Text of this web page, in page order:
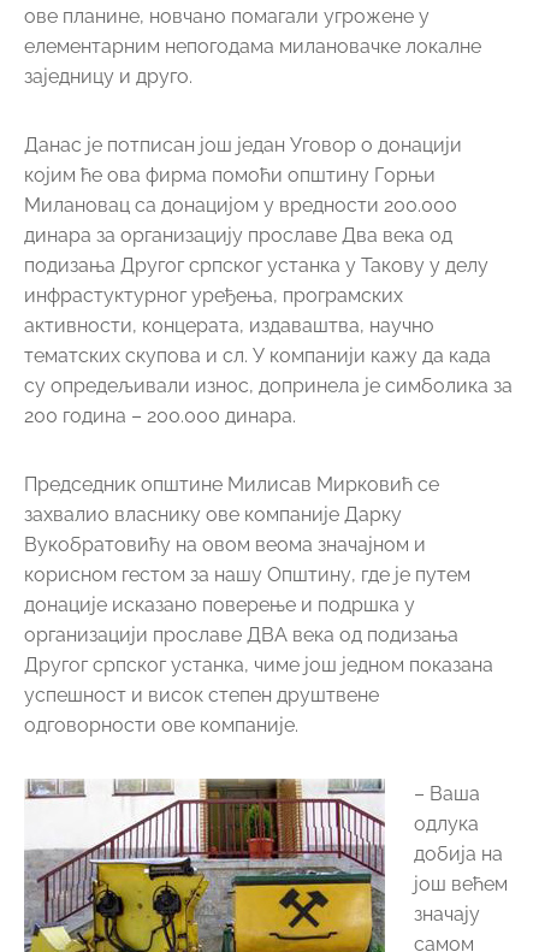
ове планине, новчано помагали угрожене у
елементарним непогодама милановачке локалне
заједницу и друго.
Данас је потписан још један Уговор о донацији
којим ће ова фирма помоћи општину Горњи
Милановац са донацијом у вредности 200.000
динара за организацију прославе Два века од
подизања Другог српског устанка у Такову у делу
инфрастуктурног уређења, програмских
активности, концерата, издаваштва, научно
тематских скупова и сл. У компанији кажу да када
су опредељивали износ, допринела је симболика за
200 година – 200.000 динара.
Председник општине Милисав Мирковић се
захвалио власнику ове компаније Дарку
Вукобратовићу на овом веома значајном и
корисном гестом за нашу Општину, где је путем
донације исказано поверење и подршка у
организацији прославе ДВА века од подизања
Другог српског устанка, чиме још једном показана
успешност и висок степен друштвене
одговорности ове компаније.
– Ваша
одлука
добија на
још већем
значају
самом